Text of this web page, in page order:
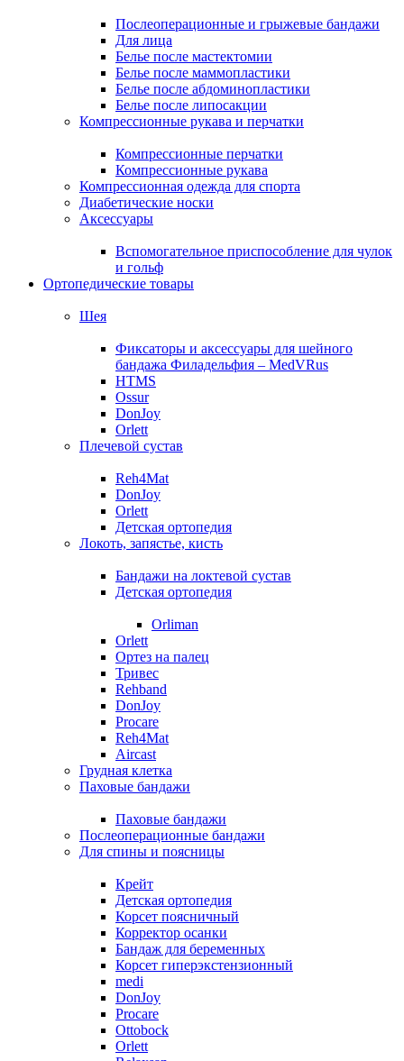
Послеоперационные и грыжевые бандажи
Для лица
Белье после мастектомии
Белье после маммопластики
Белье после абдоминопластики
Белье после липосакции
Компрессионные рукава и перчатки
Компрессионные перчатки
Компрессионные рукава
Компрессионная одежда для спорта
Диабетические носки
Аксессуары
Вспомогательное приспособление для чулок
и гольф
Ортопедические товары
Шея
Фиксаторы и аксессуары для шейного
бандажа Филадельфия – MedVRus
HTMS
Ossur
DonJoy
Orlett
Плечевой сустав
Reh4Mat
DonJoy
Orlett
Детская ортопедия
Локоть, запястье, кисть
Бандажи на локтевой сустав
Детская ортопедия
Orliman
Orlett
Ортез на палец
Тривес
Rehband
DonJoy
Procare
Reh4Mat
Aircast
Грудная клетка
Паховые бандажи
Паховые бандажи
Послеоперационные бандажи
Для спины и поясницы
Крейт
Детская ортопедия
Корсет поясничный
Корректор осанки
Бандаж для беременных
Корсет гиперэкстензионный
medi
DonJoy
Procare
Ottobock
Orlett